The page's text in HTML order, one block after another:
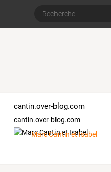
cantin.over-blog.com
cantin.over-blog.com
Marc Cantin et Isabel